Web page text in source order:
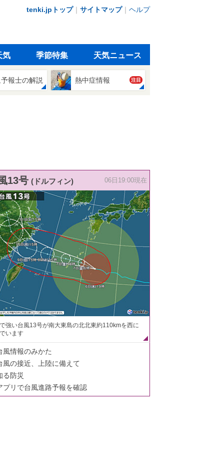
tenki.jpトップ｜ サイトマップ｜ ヘルプ
気 季節特集 天気ニュース
報士の解説 熱中症情報 注目
13号 (ドルフィン) 06日19:00現在
強い台風13号が南大東島の北北東約110kmを西に
います
風情報のみかた
風の接近、上陸に備えて
る防災
プリで台風進路予報を確認